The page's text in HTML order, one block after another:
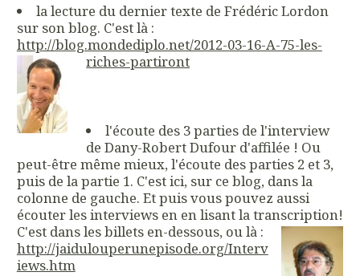
la lecture du dernier texte de Frédéric Lordon
sur son blog. C'est là :
http://blog.mondediplo.net/2012-03-16-A-75-les-
riches-partiront
l'écoute des 3 parties de l'interview
de Dany-Robert Dufour d'affilée ! Ou
peut-être même mieux, l'écoute des parties 2 et 3,
puis de la partie 1. C'est ici, sur ce blog, dans la
colonne de gauche. Et puis vous pouvez aussi
écouter les interviews en en lisant la transcription!
C'est dans les billets en-dessous, ou là :
http://jaidulouperunepisode.org/Interv
iews.htm